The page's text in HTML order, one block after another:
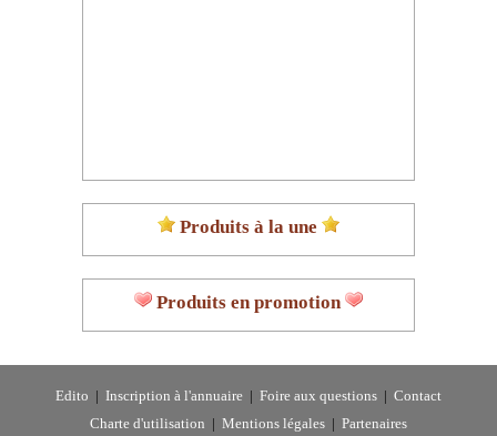
Produits à la une
Produits en promotion
Edito Inscription à l'annuaire Foire aux questions
Contact
Charte d'utilisation
Mentions légales Partenaires